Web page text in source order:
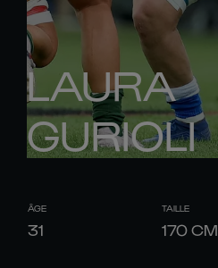
LAURA
GURIOLI
ÂGE
31
TAILLE
170CM